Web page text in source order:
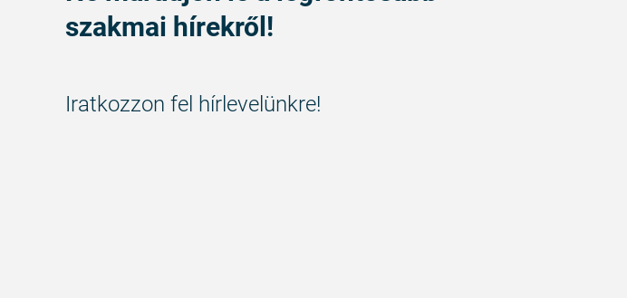
szakmai hírekről!
Iratkozzon fel hírlevelünkre!